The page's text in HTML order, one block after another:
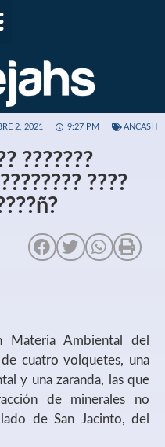
2, 2021 9:27 PM ANCASH
???????
????
Materia Ambiental del
cuatro volquetes, una
y una zaranda, las que
de minerales no
de San Jacinto, del